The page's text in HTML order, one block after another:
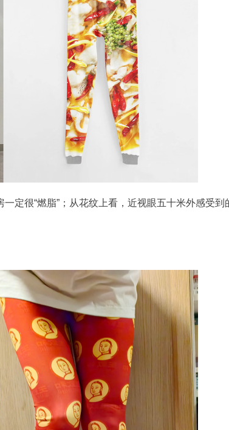
定很“燃脂”；从花纹上看，近视眼五十米外感受到